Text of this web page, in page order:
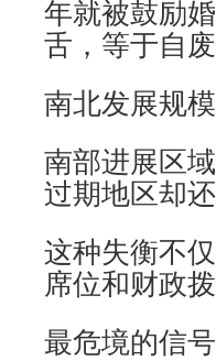
年就被鼓励
舌，等于自废
南北发展规
南部进展区
过期地区却
这种失衡不
席位和财政
最危境的信